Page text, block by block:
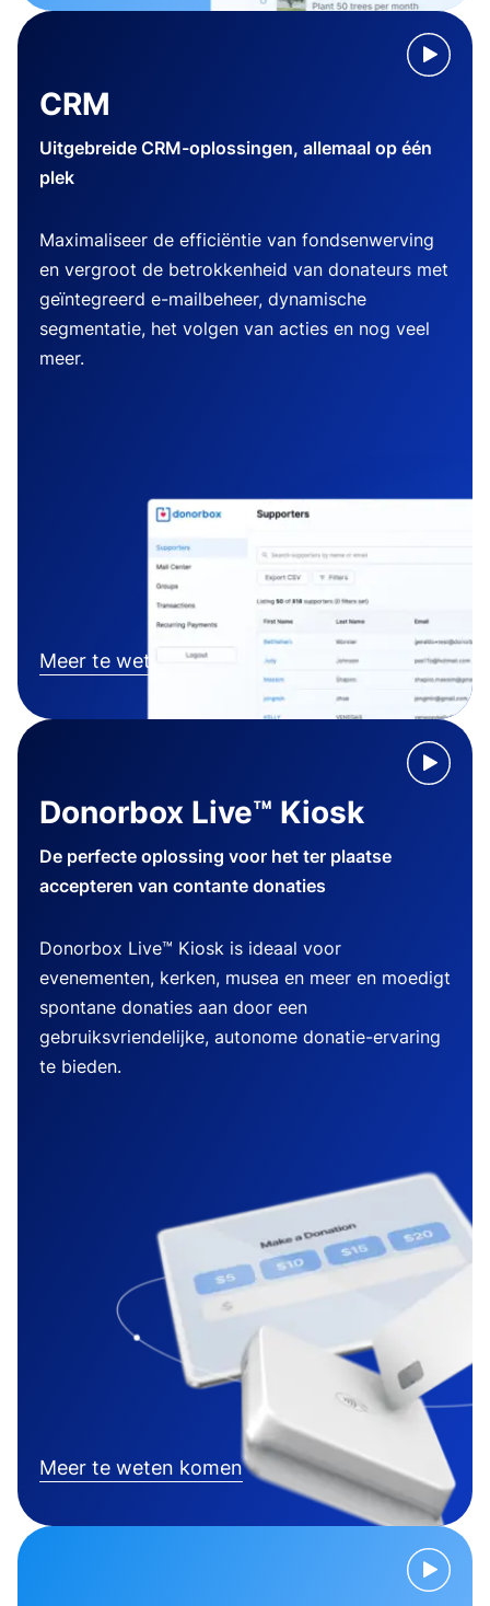
CRM
Uitgebreide CRM-oplossingen, allemaal op één
plek
Maximaliseer de efficiëntie van fondsenwerving
en vergroot de betrokkenheid van donateurs met
geïntegreerd e-mailbeheer, dynamische
segmentatie, het volgen van acties en nog veel
meer.
Meer te weten komen
Donorbox Live™ Kiosk
De perfecte oplossing voor het ter plaatse
accepteren van contante donaties
Donorbox Live™ Kiosk is ideaal voor
evenementen, kerken, musea en meer en moedigt
spontane donaties aan door een
gebruiksvriendelijke, autonome donatie-ervaring
te bieden.
Meer te weten komen